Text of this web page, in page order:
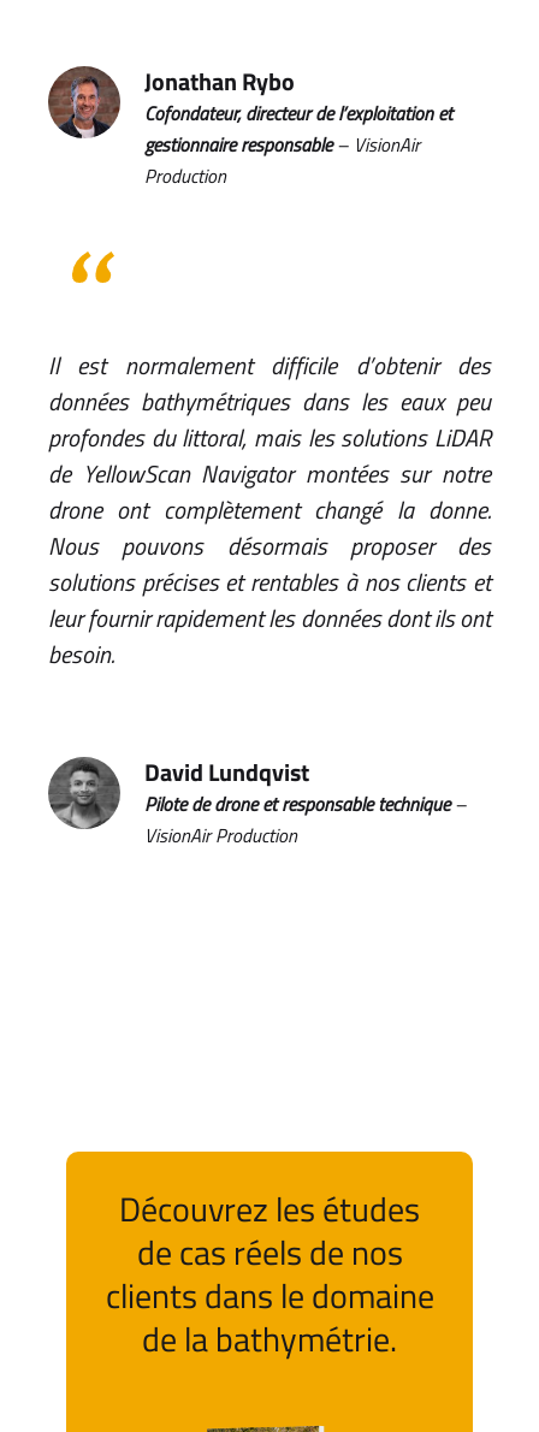
Jonathan Rybo
Cofondateur, directeur de l’exploitation et
gestionnaire responsable– VisionAir
Production
Il est normalement difficile d’obtenir des
données bathymétriques dans les eaux peu
profondes du littoral, mais les solutions LiDAR
de YellowScan Navigator montées sur notre
drone ont complètement changé la donne.
Nous pouvons désormais proposer des
solutions précises et rentables à nos clients et
leur fournir rapidement les données dont ils ont
besoin.
David Lundqvist
Pilote de drone et responsable technique–
VisionAir Production
Découvrez les études
de cas réels de nos
clients dans le domaine
de la bathymétrie.